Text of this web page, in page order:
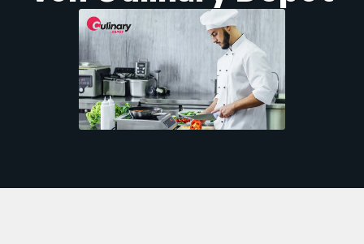
Vertrieb kontaktieren
SUPPORTANMELDEN
English
German
Français
Português